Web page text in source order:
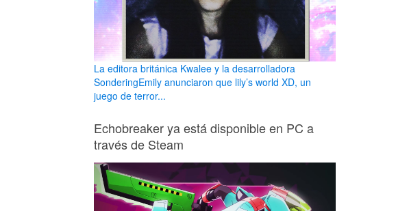
La editora británica Kwalee y la desarrolladora
SonderingEmily anunciaron que lily’s world XD, un
juego de terror...
Echobreaker ya está disponible en PC a
través de Steam